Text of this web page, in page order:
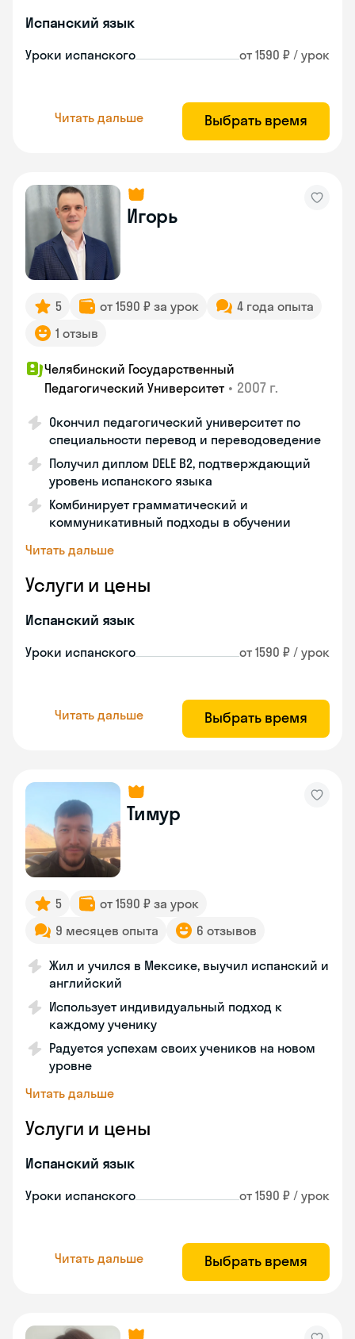
Испанский язык
Уроки испанского от 1590 ₽ / урок
Читать дальше Выбрать время
Игорь
5 от 1590 ₽ за урок
4 года опыта
1 отзыв
Челябинский Государственный
Педагогический Университет • 2007 г.
Окончил педагогический университет по
специальности перевод и переводоведение
Получил диплом DELE B2, подтверждающий
уровень испанского языка
Комбинирует грамматический и
коммуникативный подходы в обучении
Читать дальше
Услуги и цены
Испанский язык
Уроки испанского от 1590 ₽ / урок
Читать дальше Выбрать время
Тимур
5
от 1590 ₽ за урок
9 месяцев опыта
6 отзывов
Жил и учился в Мексике, выучил испанский и
английский
Использует индивидуальный подход к
каждому ученику
Радуется успехам своих учеников на новом
уровне
Читать дальше
Услуги и цены
Испанский язык
Уроки испанского от 1590 ₽ / урок
Читать дальше Выбрать время